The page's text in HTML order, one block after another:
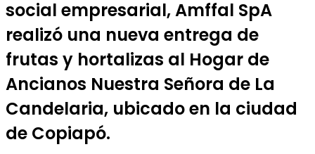
social empresarial, Amffal SpA
realizó una nueva entrega de
frutas y hortalizas al Hogar de
Ancianos Nuestra Señora de La
Candelaria, ubicado en la ciudad
de Copiapó.